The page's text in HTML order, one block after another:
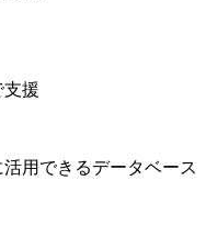
援
用できるデータベース